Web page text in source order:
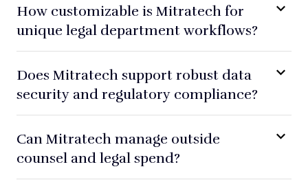
How customizable is Mitratech for
unique legal department workflows?
Does Mitratech support robust data
security and regulatory compliance?
Can Mitratech manage outside
counsel and legal spend?